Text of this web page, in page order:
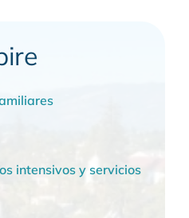
intensivos y servicios